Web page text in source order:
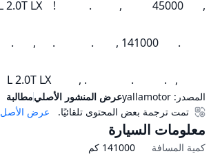
المصدر: yallamotorعرض المنشور الأصليمطالبة
عرض الأصل
تمت ترجمة بعض المحتوى تلقائيًا.
معلومات السيارة
كمية المسافة 141000 كم